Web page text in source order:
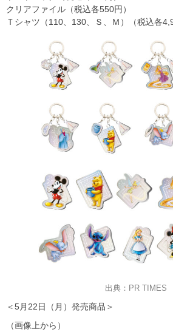
クリアファイル（税込各550円）
Ｔシャツ（110、130、Ｓ、Ｍ）（税込各
出典：PR TIMES
＜5月22日（月）発売商品＞
（画像上から）